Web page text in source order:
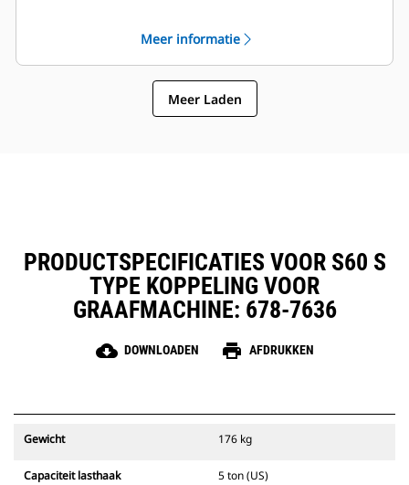
Machinisten kunnen zelfstandig
uitrustingsstukken wisselen,
zonder de veiligheid van de cabine
te verlaten
Meer informatie
Meer Laden
PRODUCTSPECIFICATIES VOOR S60 S
TYPE KOPPELING VOOR
GRAAFMACHINE: 678-7636
cloud_download DOWNLOADEN print AFDRUKKEN
Gewicht 176 kg
Capaciteit lasthaak 5 ton (US)